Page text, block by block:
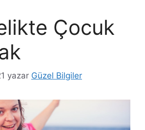
Çocuk
yazar Güzel Bilgiler